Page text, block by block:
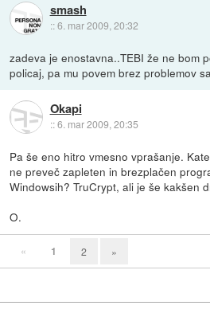
smash
::6. mar 2009, 20:32
zadeva je enostavna..TEBI že ne bom
policaj, pa mu povem brez problemov
Okapi
::6. mar 2009, 20:35
Pa še eno hitro vmesno vprašanje.
ne preveč zapleten in brezplačen
Windowsih? TruCrypt, ali je še kakšen
O.
« 1 2 »